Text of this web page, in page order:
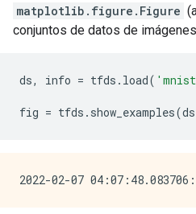
matplotlib.figure.Figure
conjuntos de datos de
ds, info = tfds . load(
fig = tfds . show_examples(ds